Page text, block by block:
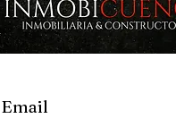
Email